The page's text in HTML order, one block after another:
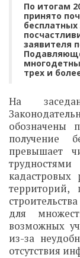
По итогам
принято
заявителя
трех и
На
обозначены
получение
превышает
кадастровых
территорий,
для
возможных
из-за
отсутствия